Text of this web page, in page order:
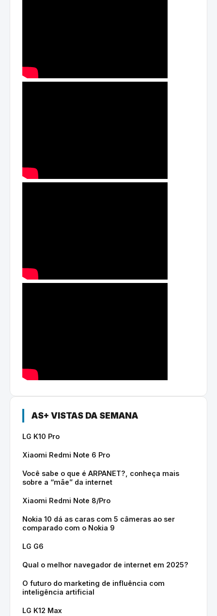
AS+ VISTAS DA SEMANA
LG K10 Pro
Xiaomi Redmi Note 6 Pro
Você sabe o que é ARPANET?, conheça mais
sobre a “mãe” da internet
Xiaomi Redmi Note 8/Pro
Nokia 10 dá as caras com 5 câmeras ao ser
comparado com o Nokia 9
LG G6
Qual o melhor navegador de internet em 2025?
O futuro do marketing de influência com
inteligência artificial
LG K12 Max